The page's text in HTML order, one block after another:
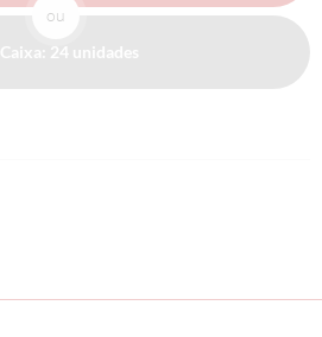
ou
Caixa: 24 unidades